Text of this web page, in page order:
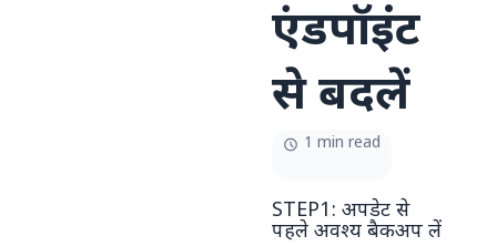
एंडपॉइंट
से बदलें
1 min read
STEP1: अपडेट से
पहले अवश्य बैकअप लें